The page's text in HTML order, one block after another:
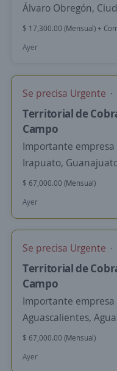
Álvaro Obregón,
$ 17,300.00 (Mensual) +
Ayer
Se precisa Urgente
Territorial de
Campo
Importante empresa
Irapuato,
$ 67,000.00 (Mensual)
Ayer
Se precisa Urgente
Territorial de
Campo
Importante empresa
Aguascalientes,
$ 67,000.00 (Mensual)
Ayer